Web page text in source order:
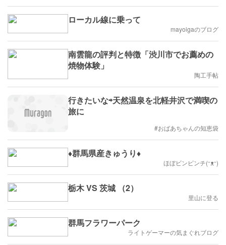
ローカル線に乗って
mayoigaのブログ
南雲龍の評判と特徴「渋川市でお薦めの
焼物体験」
陶工手帖
行きたいな⇨天然温泉を北軽井沢で満喫の
旅に
#おばあちゃんの知恵袋
♦︎群馬県産きゅうり♦︎
ほぼビンピンチ(ᵔᴥᵔ)
栃木 VS 茨城 （2）
里山に登る
群馬フラワーパーク
ライトゲーマーの気まぐれブログ